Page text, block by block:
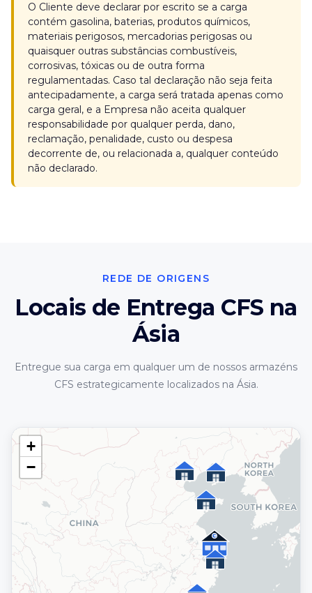
O Cliente deve declarar por escrito se a carga
contém gasolina, baterias, produtos químicos,
materiais perigosos, mercadorias perigosas ou
quaisquer outras substâncias combustíveis,
corrosivas, tóxicas ou de outra forma
regulamentadas. Caso tal declaração não seja feita
antecipadamente, a carga será tratada apenas como
carga geral, e a Empresa não aceita qualquer
responsabilidade por qualquer perda, dano,
reclamação, penalidade, custo ou despesa
decorrente de, ou relacionada a, qualquer conteúdo
não declarado.
REDE DE ORIGENS
Locais de Entrega CFS na
Ásia
Entregue sua carga em qualquer um de nossos armazéns
CFS estrategicamente localizados na Ásia.
★
+
−